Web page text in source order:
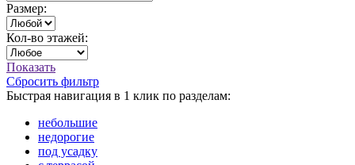
Размер:
Кол-во этажей:
Показать
Сбросить фильтр
Быстрая навигация в 1 клик по разделам:
небольшие
недорогие
под усадку